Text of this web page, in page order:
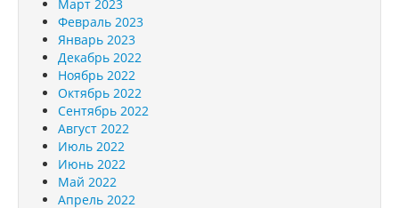
Март 2023
Февраль 2023
Январь 2023
Декабрь 2022
Ноябрь 2022
Октябрь 2022
Сентябрь 2022
Август 2022
Июль 2022
Июнь 2022
Май 2022
Апрель 2022